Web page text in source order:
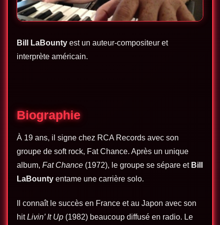
Bill LaBounty est un auteur-compositeur et
interprète américain.
Biographie
À 19 ans, il signe chez RCA Records avec son
groupe de soft rock, Fat Chance. Après un unique
album, Fat Chance (1972), le groupe se sépare et Bill
LaBounty entame une carrière solo.
Il connaît le succès en France et au Japon avec son
hitLivin’ It Up (1982) beaucoup diffusé en radio. Le